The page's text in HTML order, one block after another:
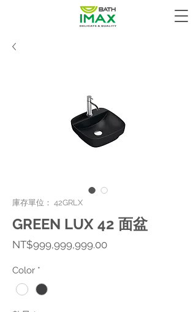
庫存單位： 42GRLX
GREEN LUX 42 面盆
NT$999,999,999.00價
Color *